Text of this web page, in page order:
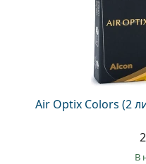
Air Optix Colors (2